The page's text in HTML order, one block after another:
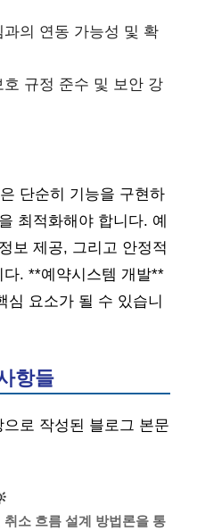
의 연동 가능성 및 확
규정 준수 및 보안 강
단순히 기능을 구현하
최적화해야 합니다. 예
보 제공, 그리고 안정적
. **예약시스템 개발**
심 요소가 될 수 있습니
항들
로 작성된 블로그 본문
소 흐름 설계 방법론을 통